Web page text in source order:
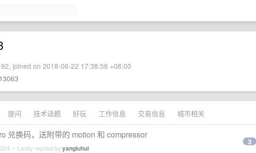
joined on 2018-06-22 17:38:58 +08:00
13063
提问 技术话题 好玩 工作信息 交易信息 城市相关
兑换码，送附带的 motion 和 compressor
• Lastly replied byyangluhui
3